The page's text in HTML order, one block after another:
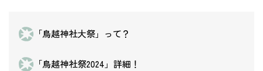
「鳥越神社大祭」って？
「鳥越神社祭2024」詳細！